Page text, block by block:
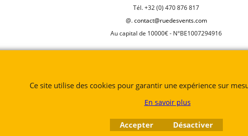
Tél. +32 (0) 470 876 817
@.contact@ruedesvents.com
Au capital de 10000€ - N°BE1007294916
Ce site utilise des cookies pour garantir une expérience sur
En savoir plus
Accepter Désactiver